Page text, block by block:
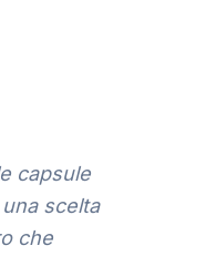
capsule
scelta
che